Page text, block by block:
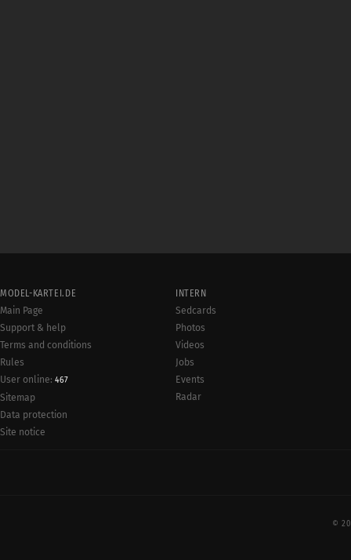
MODEL-KARTEI.DE
Main Page
Support & help
Terms and conditions
Rules
User online: 467
Sitemap
Data protection
Site notice
INTERN
Sedcards
Photos
Videos
Jobs
Events
Radar
©